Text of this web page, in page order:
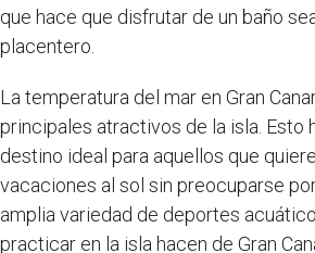
que hace que disfrutar de un baño
placentero.
La temperatura del mar en Gran
principales atractivos de la isla. Esto
destino ideal para aquellos que
vacaciones al sol sin preocuparse
amplia variedad de deportes
practicar en la isla hacen de Gran